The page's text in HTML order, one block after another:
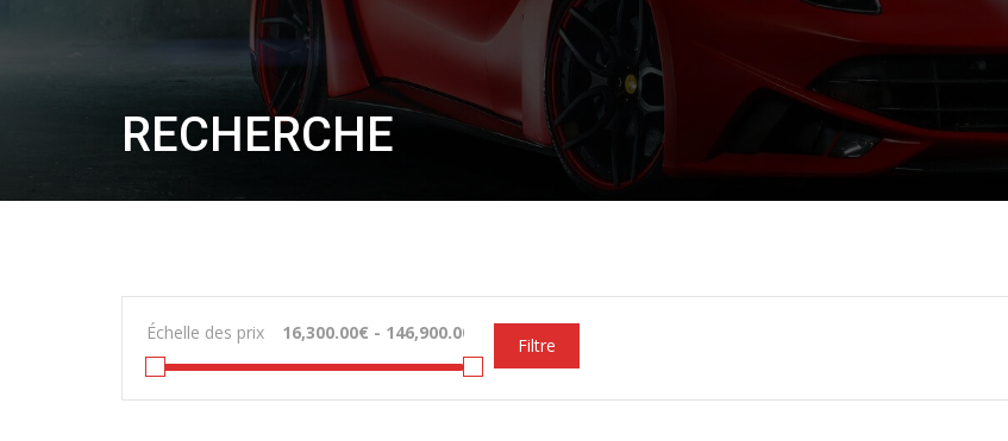
RECHERCHE
Échelle des prix
Filtre